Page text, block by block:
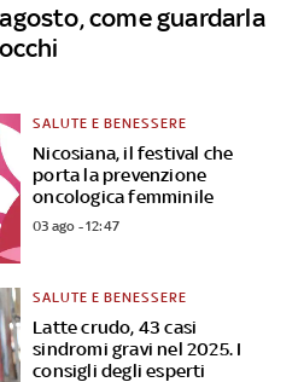
come guardarla
Nicosiana, il festival che
porta la prevenzione
oncologica femminile
SALUTE E BENESSERE
03 ago - 12:47
Latte crudo, 43 casi
sindromi gravi nel 2025. I
consigli degli esperti
SALUTE E BENESSERE